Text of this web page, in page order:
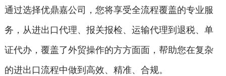
通过选择优鼎嘉公司，您将享受全流程覆盖的专业服
务，从进出口代理、报关报检、运输代理到退税、单
证代办，覆盖了外贸操作的方方面面，帮助您在复杂
的进出口流程中做到高效、精准、合规。